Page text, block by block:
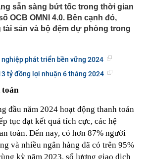
- giá trị hơn 18 tỷ đồng
thuỷ không thuận lợi
nhất 7 tháng đầu năm,
Độ
chọn quả to, người trong
7 năm sau ở khách sạn 5
nữ 30, bác sĩ kinh ngạc khi
Tự Long
gia dự báo đỉnh mới
tỷ đồng gửi ngân hàng
điện ấm siêu tốc trước khi ngủ
sẵn sàng bứt tốc trong thời gian
OCB OMNI 4.0. Bên cạnh đó,
sản và bộ đệm dự phòng trong
phát triển bền vững 2024
tỷ đồng lợi nhuận 6 tháng 2024
toán
đầu năm 2024 hoạt động thanh toán
tục đạt kết quả tích cực, các hệ
toàn. Đến nay, có hơn 87% người
và nhiều ngân hàng đã có trên 95%
kỳ năm 2023, số lượng giao dịch